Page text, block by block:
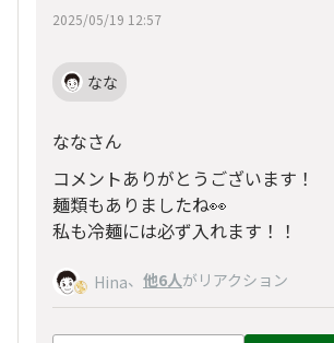
2025/05/19 12:57
なな
ななさん
コメントありがとうございます！
麺類もありましたね👀
私も冷麺には必ず入れます！！
Hina、 他6人がリアクション